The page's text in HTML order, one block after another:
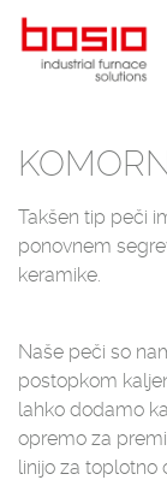
Takšen tip peči
ponovnem
keramike.
Naše peči so
postopkom
lahko dodamo
opremo za
linijo za toplotno